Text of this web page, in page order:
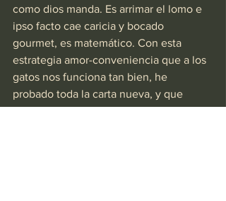
como dios manda. Es arrimar el lomo e
ipso facto cae caricia y bocado
gourmet, es matemático. Con esta
estrategia amor-conveniencia que a los
gatos nos funciona tan bien, he
probado toda la carta nueva, y que
quieres que te diga, en Las Liebres –